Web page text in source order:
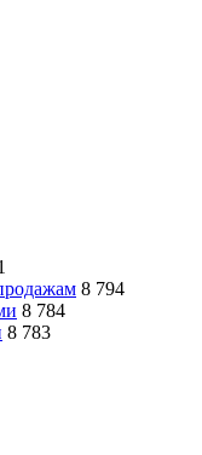
8 794
8 784
8 783